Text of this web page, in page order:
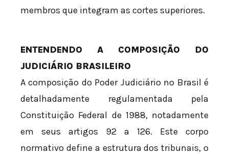
membros que integram as cortes superiores.
ENTENDENDO A COMPOSIÇÃO DO
JUDICIÁRIO BRASILEIRO
A composição do Poder Judiciário no Brasil é
detalhadamente regulamentada pela
Constituição Federal de 1988, notadamente
em seus artigos 92 a 126. Este corpo
normativo define a estrutura dos tribunais, o